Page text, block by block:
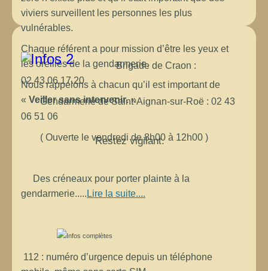
viviers surveillent les personnes les plus
vulnérables.
Chaque référent a pour mission d’être les yeux et
les oreilles de la gendarmerie.
Nous rappelons à chacun qu’il est important de
« Veiller sans intervenir. »
Restez vigilant.
Brigade de Craon :
02.43.06.17.20
Gendarmerie de Saint-Aignan-sur-Roë : 02 43
06 51 06
( Ouverte le vendredi de 8h00 à 12h00 )
Des créneaux pour porter plainte à la
gendarmerie..... Lire la suite....
112 : numéro d’urgence depuis un téléphone